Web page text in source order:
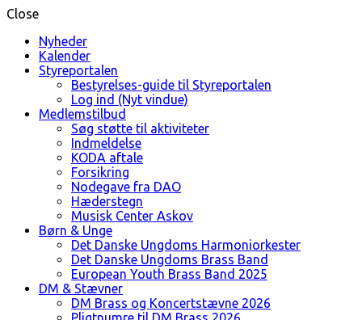
Close
Nyheder
Kalender
Styreportalen
Bestyrelses-guide til Styreportalen
Log ind (Nyt vindue)
Medlemstilbud
Søg støtte til aktiviteter
Indmeldelse
KODA aftale
Forsikring
Nodegave fra DAO
Hæderstegn
Musisk Center Askov
Børn & Unge
Det Danske Ungdoms Harmoniorkester
Det Danske Ungdoms Brass Band
European Youth Brass Band 2025
DM & Stævner
DM Brass og Koncertstævne 2026